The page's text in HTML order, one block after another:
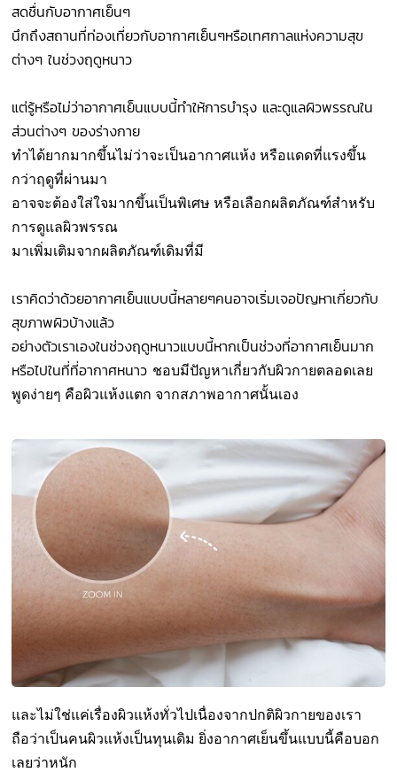
สดชื่นกับอากาศเย็นๆ
นึกถึงสถานที่ท่องเที่ยวกับอากาศเย็นๆหรือเทศกาลแห่งความสุข
ต่างๆ ในช่วงฤดูหนาว
แต่รู้หรือไม่ว่าอากาศเย็นแบบนี้ทำให้การบำรุง และดูแลผิวพรรณใน
ส่วนต่างๆ ของร่างกาย
ทำได้ยากมากขึ้นไม่ว่าจะเป็นอากาศแห้ง หรือแดดที่แรงขึ้น
กว่าฤดูที่ผ่านมา
อาจจะต้องใส่ใจมากขึ้นเป็นพิเศษหรือเลือกผลิตภัณฑ์สำหรับ
การดูแลผิวพรรณ
มาเพิ่มเติมจากผลิตภัณฑ์เดิมที่มี
เราคิดว่าด้วยอากาศเย็นแบบนี้หลายๆคนอาจเริ่มเจอปัญหาเกี่ยวกับ
สุขภาพผิวบ้างแล้ว
อย่างตัวเราเองในช่วงฤดูหนาวแบบนี้หากเป็นช่วงที่อากาศเย็นมาก
หรือไปในที่ที่อากาศหนาว ชอบมีปัญหาเกี่ยวกับผิวกายตลอดเลย
พูดง่ายๆ คือผิวแห้งแตก จากสภาพอากาศนั้นเอง
และไม่ใช่แค่เรื่องผิวแห้งทั่วไปเนื่องจากปกติผิวกายของเรา
ถือว่าเป็นคนผิวแห้งเป็นทุนเดิมยิ่งอากาศเย็นขึ้นแบบนี้คือบอก
เลยว่าหนัก